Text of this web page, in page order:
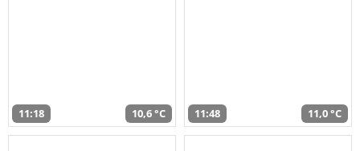
11:18 10,6 °C 11:48 11,0 °C